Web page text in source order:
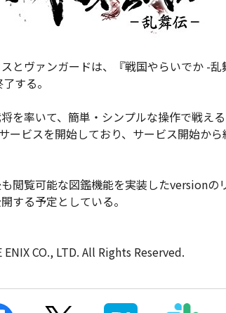
とヴァンガードは、『戦国やらいでか -
する。
を率いて、簡単・シンプルな操作で戦え
ービスを開始しており、サービス開始か
閲覧可能な図鑑機能を実装したversionの
する予定としている。
CO., LTD. All Rights Reserved.